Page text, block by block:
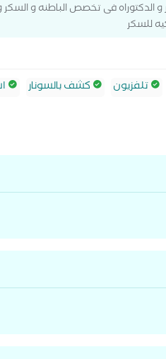
الدكتوراه فى تخصص الباطنه و السكر
للسكر
تلفزيون كشف بالسونار